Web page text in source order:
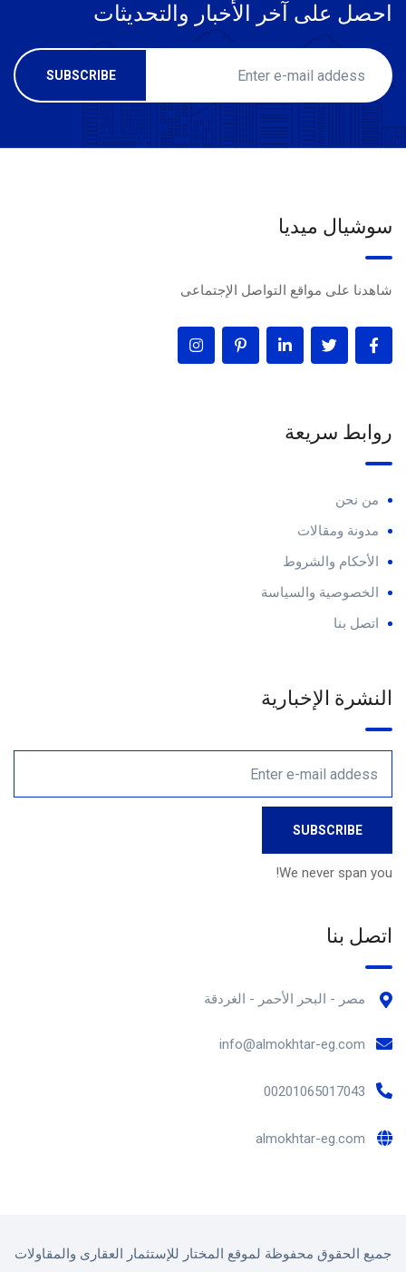
احصل على آخر الأخبار والتحديثات
سوشيال ميديا
شاهدنا على مواقع التواصل الإجتماعى
روابط سريعة
من نحن
مدونة ومقالات
الأحكام والشروط
الخصوصية والسياسة
اتصل بنا
النشرة الإخبارية
We never span you!
اتصل بنا
مصر - البحر الأحمر - الغردقة
info@almokhtar-eg.com
00201065017043
almokhtar-eg.com
جميع الحقوق محفوظة لموقع المختار للإستثمار العقارى والمقاولات